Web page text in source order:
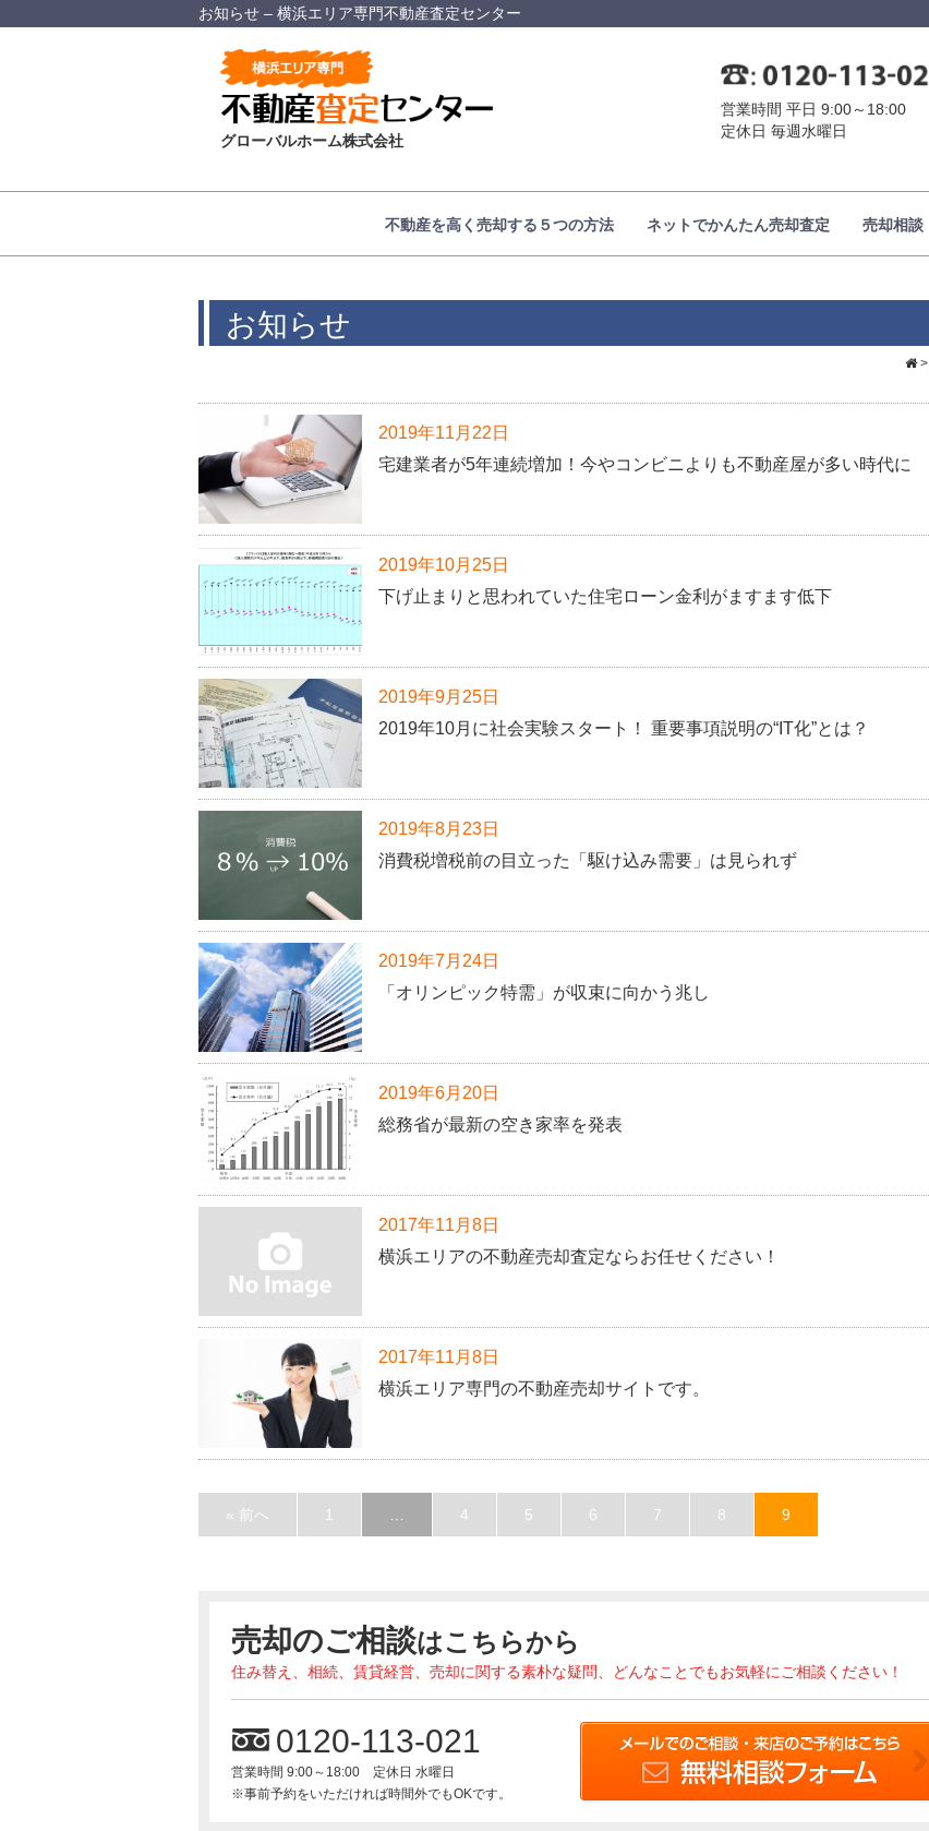
お知らせ – 横浜エリア専門不動産査定センター
グローバルホーム株式会社
営業時間 平日 9:00～18:00
定休日 毎週水曜日
不動産を高く売却する５つの方法 ネットでかんたん売却査定 売却相談
お知らせ
>
2019年11月22日
宅建業者が5年連続増加！今やコンビニよりも不動産屋が多い時代に
2019年10月25日
下げ止まりと思われていた住宅ローン金利がますます低下
2019年9月25日
2019年10月に社会実験スタート！ 重要事項説明の“IT化”とは？
2019年8月23日
消費税増税前の目立った「駆け込み需要」は見られず
2019年7月24日
「オリンピック特需」が収束に向かう兆し
2019年6月20日
総務省が最新の空き家率を発表
2017年11月8日
横浜エリアの不動産売却査定ならお任せください！
2017年11月8日
横浜エリア専門の不動産売却サイトです。
« 前へ 1 … 4 5 6 7 8 9
売却のご相談はこちらから
住み替え、相続、賃貸経営、売却に関する素朴な疑問、どんなことでもお気軽にご相談ください！
0120-113-021
営業時間 9:00～18:00 定休日 水曜日
※事前予約をいただければ時間外でもOKです。